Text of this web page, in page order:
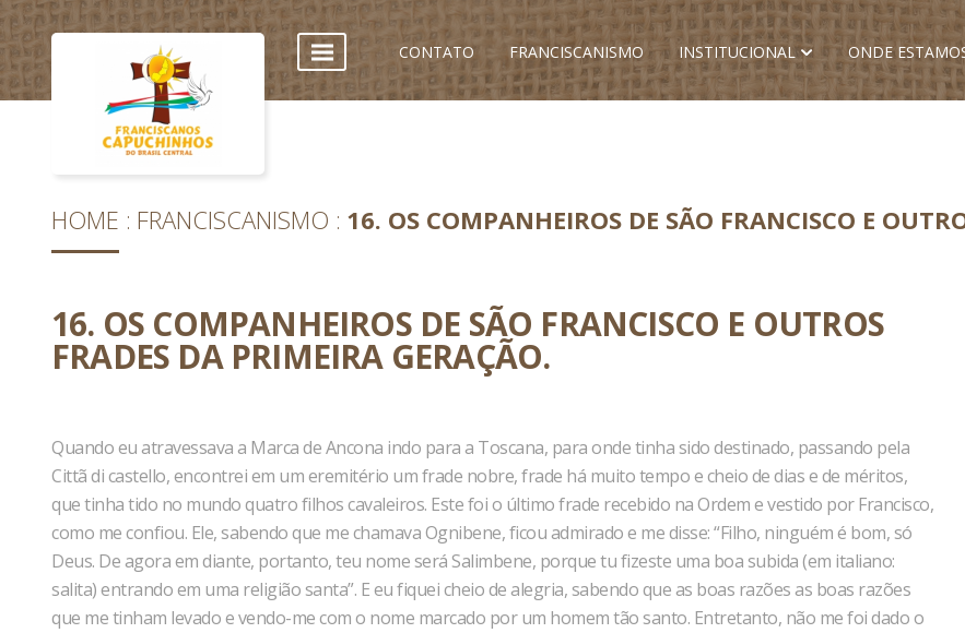
CONTATO FRANCISCANISMO INSTITUCIONAL ONDE
HOME FRANCISCANISMO 16. OS COMPANHEIROS DE SÃO FRANCISCO E
16. OS COMPANHEIROS DE SÃO FRANCISCO E OUTROS
FRADES DA PRIMEIRA GERAÇÃO.
Quando eu atravessava a Marca de Ancona indo para a Toscana, para onde tinha sido destinado, passando pela
Cittã di castello, encontrei em um eremitério um frade nobre, frade há muito tempo e cheio de dias e de méritos,
que tinha tido no mundo quatro filhos cavaleiros. Este foi o último frade recebido na Ordem e vestido por Francisco,
como me confiou. Ele, sabendo que me chamava Ognibene, ficou admirado e me disse: “Filho, ninguém é bom, só
Deus. De agora em diante, portanto, teu nome será Salimbene, porque tu fizeste uma boa subida (em italiano:
salita) entrando em uma religião santa”. E eu fiquei cheio de alegria, sabendo que as boas razões as boas razões
que me tinham levado e vendo-me com o nome marcado por um homem tão santo. Entretanto, não me foi dado o